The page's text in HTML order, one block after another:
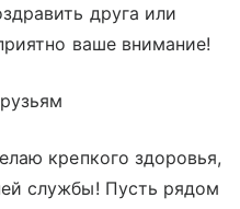
друга или
ваше внимание!
крепкого здоровья,
службы! Пусть рядом